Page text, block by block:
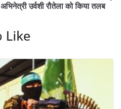
अभिनेत्री उर्वशी रौतेला को किया तलब
Like